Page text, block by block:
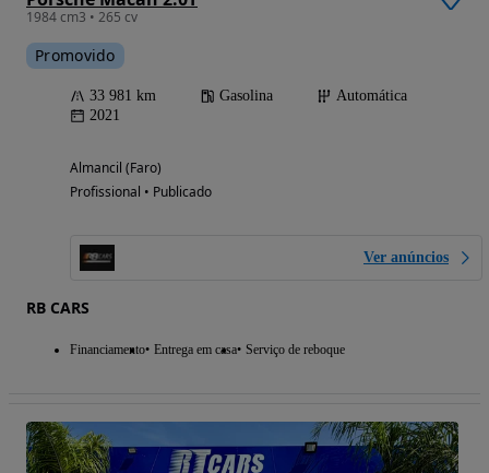
1984 cm3 • 265 cv
Promovido
33 981 km Gasolina
Automática
2021
Almancil (Faro)
Profissional • Publicado
Ver anúncios
RB CARS
Financiamento Entrega em casa Serviço de reboque